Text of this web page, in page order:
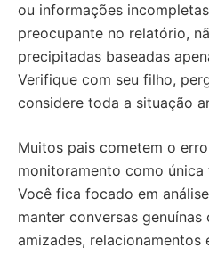
ou informações
preocupante no relatório,
precipitadas baseadas
Verifique com seu filho,
considere toda a situação
Muitos pais cometem o
monitoramento como
Você fica focado em
manter conversas
amizades,